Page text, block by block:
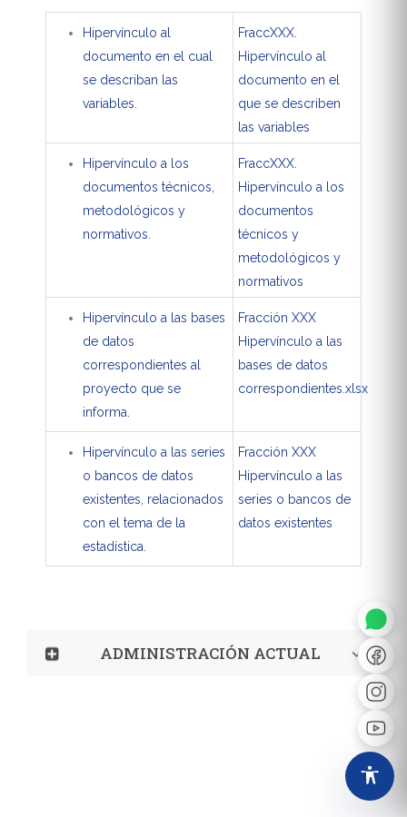
Hipervínculo al
documento en el cual
se describan las
variables.
FraccXXX.
Hipervínculo al
documento en el
que se describen
las variables
Hipervínculo a los
documentos técnicos,
metodológicos y
normativos.
FraccXXX.
Hipervínculo a los
documentos
técnicos y
metodológicos y
normativos
Hipervínculo a las bases
de datos
correspondientes al
proyecto que se
informa.
Fracción XXX
Hipervínculo a las
bases de datos
correspondientes.xlsx
Hipervínculo a las series
o bancos de datos
existentes, relacionados
con el tema de la
estadística.
Fracción XXX
Hipervínculo a las
series o bancos de
datos existentes
ADMINISTRACIÓN ACTUAL
◐ A+
Dx ❙❙